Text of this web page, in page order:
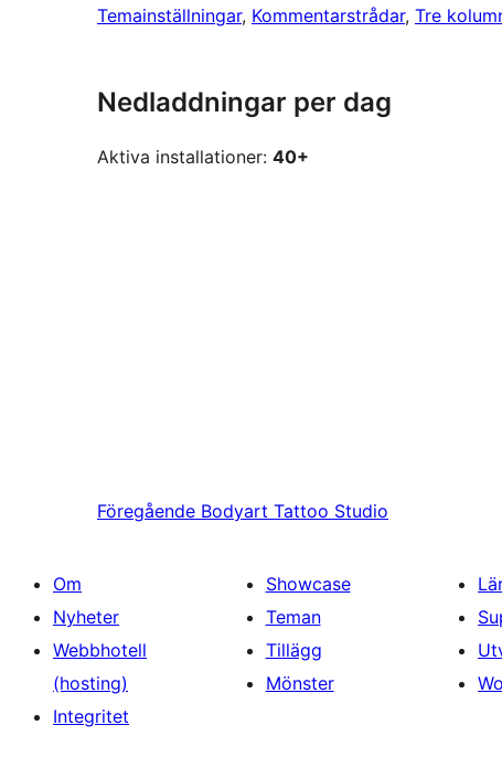
Temainställningar, Kommentarstrådar, Tre
Nedladdningar per dag
Aktiva installationer: 40+
Föregående Bodyart Tattoo Studio
Om
Nyheter
Webbhotell
(hosting)
Integritet
Showcase
Teman
Tillägg
Mönster